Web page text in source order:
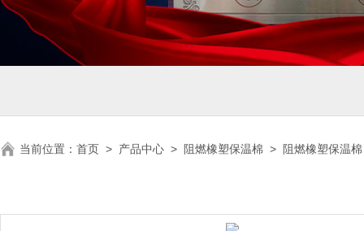
当前位置： 首页 > 产品中心 > 阻燃橡塑保温棉 > 阻燃橡塑保温棉